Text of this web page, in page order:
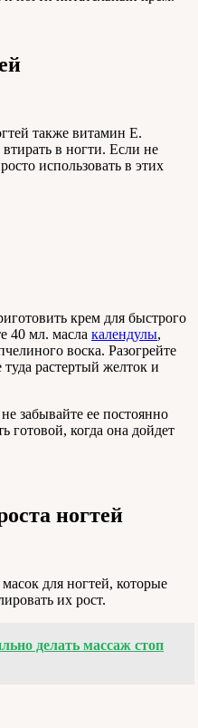
также витамин Е.
в ногти. Если не
использовать в этих
крем для быстрого
40 мл. масла календулы,
воска. Разогрейте
растертый желток и
забывайте ее постоянно
готовой, когда она дойдет
ногтей
для ногтей, которые
их рост.
делать массаж стоп